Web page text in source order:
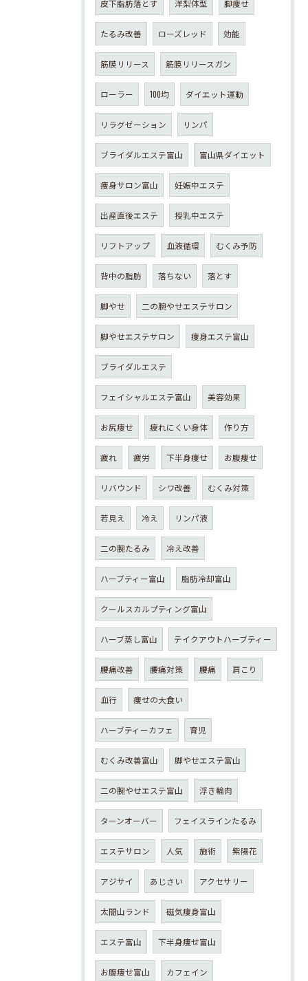
皮下脂肪落とす 洋梨体型 脚痩せ
たるみ改善 ローズレッド 効能
筋膜リリース 筋膜リリースガン
ローラー 100均 ダイエット運動
リラグゼーション リンパ
ブライダルエステ富山 富山県ダイエット
痩身サロン富山 妊娠中エステ
出産直後エステ 授乳中エステ
リフトアップ 血液循環 むくみ予防
背中の脂肪 落ちない 落とす
脚やせ 二の腕やせエステサロン
脚やせエステサロン 痩身エステ富山
ブライダルエステ
フェイシャルエステ富山 美容効果
お尻痩せ 疲れにくい身体 作り方
疲れ 疲労 下半身痩せ お腹痩せ
リバウンド シワ改善 むくみ対策
若見え 冷え リンパ液
二の腕たるみ 冷え改善
ハーブティー富山 脂肪冷却富山
クールスカルプティング富山
ハーブ蒸し富山 テイクアウトハーブティー
腰痛改善 腰痛対策 腰痛 肩こり
血行 痩せの大食い
ハーブティーカフェ 育児
むくみ改善富山 脚やせエステ富山
二の腕やせエステ富山 浮き輪肉
ターンオーバー フェイスラインたるみ
エステサロン 人気 施術 紫陽花
アジサイ あじさい アクセサリー
太閤山ランド 磁気痩身富山
エステ富山 下半身痩せ富山
お腹痩せ富山 カフェイン